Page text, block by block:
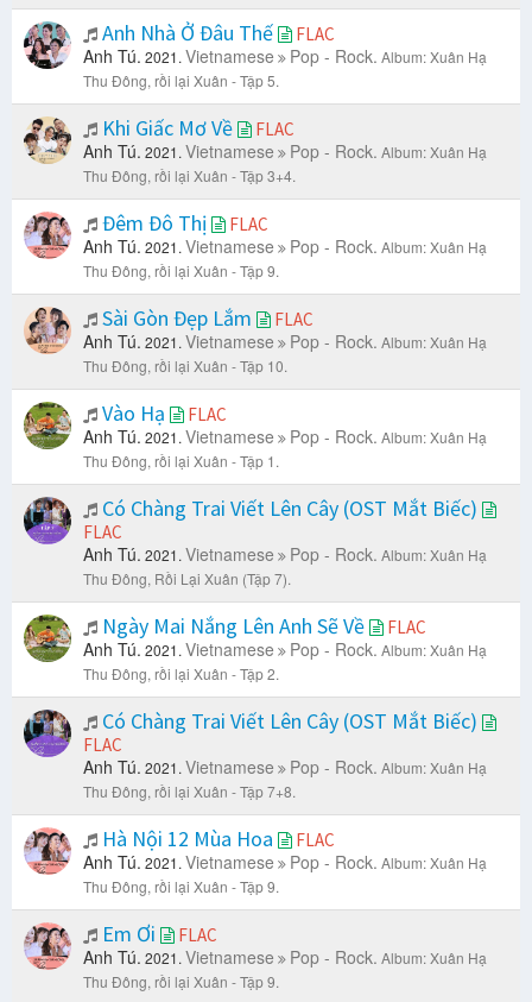
Anh Nhà Ở Đâu Thế FLAC
Anh Tú. 2021. Vietnamese Pop - Rock. Album: Xuân Hạ
Thu Đông, rồi lại Xuân - Tập 5.
Khi Giấc Mơ Về FLAC
Anh Tú. 2021. Vietnamese Pop - Rock. Album: Xuân Hạ
Thu Đông, rồi lại Xuân - Tập 3+4.
Đêm Đô Thị FLAC
Anh Tú. 2021. Vietnamese Pop - Rock. Album: Xuân Hạ
Thu Đông, rồi lại Xuân - Tập 9.
Sài Gòn Đẹp Lắm FLAC
Anh Tú. 2021. Vietnamese Pop - Rock. Album: Xuân Hạ
Thu Đông, rồi lại Xuân - Tập 10.
Vào Hạ FLAC
Anh Tú. 2021. Vietnamese Pop - Rock. Album: Xuân Hạ
Thu Đông, rồi lại Xuân - Tập 1.
Có Chàng Trai Viết Lên Cây (OST Mắt Biếc)
FLAC
Anh Tú. 2021. Vietnamese Pop - Rock. Album: Xuân Hạ
Thu Đông, Rồi Lại Xuân (Tập 7).
Ngày Mai Nắng Lên Anh Sẽ Về FLAC
Anh Tú. 2021. Vietnamese Pop - Rock. Album: Xuân Hạ
Thu Đông, rồi lại Xuân - Tập 2.
Có Chàng Trai Viết Lên Cây (OST Mắt Biếc)
FLAC
Anh Tú. 2021. Vietnamese Pop - Rock. Album: Xuân Hạ
Thu Đông, rồi lại Xuân - Tập 7+8.
Hà Nội 12 Mùa Hoa FLAC
Anh Tú. 2021. Vietnamese Pop - Rock. Album: Xuân Hạ
Thu Đông, rồi lại Xuân - Tập 9.
Em Ơi FLAC
Anh Tú. 2021. Vietnamese Pop - Rock. Album: Xuân Hạ
Thu Đông, rồi lại Xuân - Tập 9.